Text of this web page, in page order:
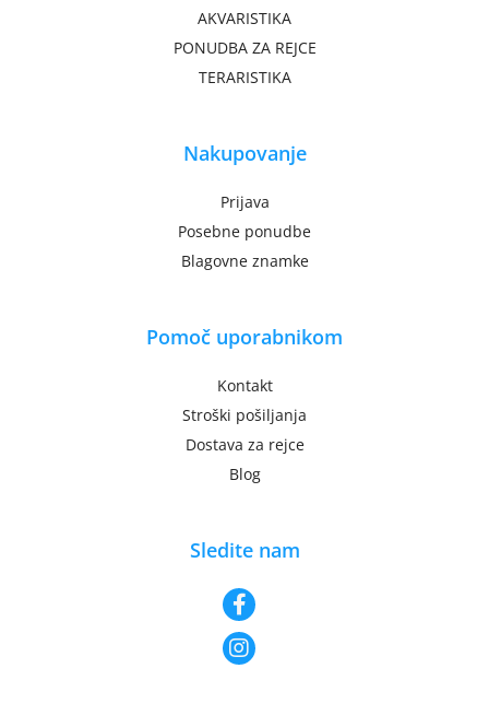
AKVARISTIKA
PONUDBA ZA REJCE
TERARISTIKA
Nakupovanje
Prijava
Posebne ponudbe
Blagovne znamke
Pomoč uporabnikom
Kontakt
Stroški pošiljanja
Dostava za rejce
Blog
Sledite nam